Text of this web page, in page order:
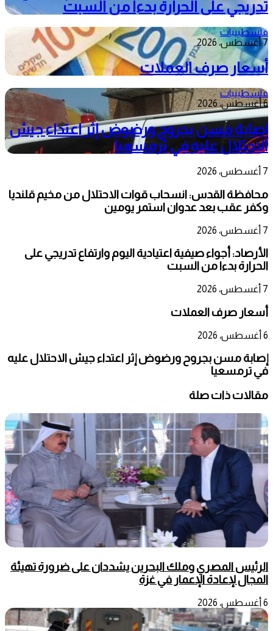
تدريجي على الحرارة بدءا من السبت
فلسطينيات
7 أغسطس، 2026
أسعار صرف العملات
فلسطينيات
6 أغسطس، 2026
إصابة مسن بجروح ورضوض إثر اعتداء جيش
الاحتلال عليه في ترمسعيا
7 أغسطس، 2026
محافظة القدس: انسحاب قوات الاحتلال من مخيم قلنديا
وكفر عقب بعد عدوان استمر يومين
7 أغسطس، 2026
الأرصاد: أجواء صيفية اعتيادية اليوم وارتفاع تدريجي على
الحرارة بدءا من السبت
7 أغسطس، 2026
أسعار صرف العملات
6 أغسطس، 2026
إصابة مسن بجروح ورضوض إثر اعتداء جيش الاحتلال عليه
في ترمسعيا
مقالات ذات صلة
الرئيس المصري وملك البحرين يشددان على ضرورة تهيئة
المجال لإعادة الإعمار في غزة
6 أغسطس، 2026